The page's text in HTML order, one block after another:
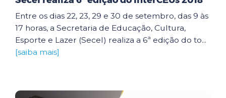
Entre os dias 22, 23, 29 e 30 de setembro, das 9 às
17 horas, a Secretaria de Educação, Cultura,
Esporte e Lazer (Secel) realiza a 6ª edição do to...
[saiba mais]